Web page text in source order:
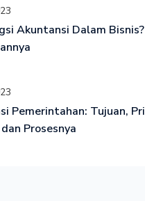
Akuntansi Dalam
Pemerintahan: Tujuan,
Prosesnya